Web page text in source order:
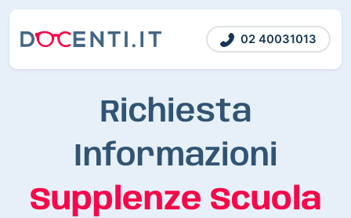
02 40031013
Richiesta
Informazioni
Supplenze Scuola